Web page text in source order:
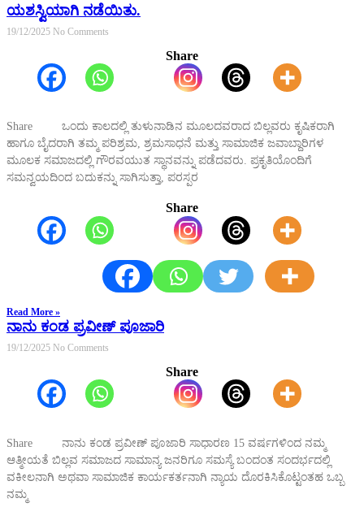
ಯಶಸ್ವಿಯಾಗಿ ನಡೆಯಿತು.
19/12/2025 No Comments
Share
Share ಒಂದು ಕಾಲದಲ್ಲಿ ತುಳುನಾಡಿನ ಮೂಲದವರಾದ ಬಿಲ್ಲವರು ಕೃಷಿಕರಾಗಿ
ಹಾಗೂ ಬೈದರಾಗಿ ತಮ್ಮ ಪರಿಶ್ರಮ, ಶ್ರಮಸಾಧನೆ ಮತ್ತು ಸಾಮಾಜಿಕ ಜವಾಬ್ದಾರಿಗಳ
ಮೂಲಕ ಸಮಾಜದಲ್ಲಿ ಗೌರವಯುತ ಸ್ಥಾನವನ್ನು ಪಡೆದವರು. ಪ್ರಕೃತಿಯೊಂದಿಗೆ
ಸಮನ್ವಯದಿಂದ ಬದುಕನ್ನು ಸಾಗಿಸುತ್ತಾ, ಪರಸ್ಪರ
Share
Read More »
ನಾನು ಕಂಡ ಪ್ರವೀಣ್ ಪೂಜಾರಿ
19/12/2025 No Comments
Share
Share ನಾನು ಕಂಡ ಪ್ರವೀಣ್ ಪೂಜಾರಿ ಸಾಧಾರಣ 15 ವರ್ಷಗಳಿಂದ ನಮ್ಮ
ಆತ್ಮೀಯತೆ ಬಿಲ್ಲವ ಸಮಾಜದ ಸಾಮಾನ್ಯ ಜನರಿಗೂ ಸಮಸ್ಯೆ ಬಂದಂತ ಸಂದರ್ಭದಲ್ಲಿ
ವಕೀಲನಾಗಿ ಅಥವಾ ಸಾಮಾಜಿಕ ಕಾರ್ಯಕರ್ತನಾಗಿ ನ್ಯಾಯ ದೊರಕಿಸಿಕೊಟ್ಟಂತಹ ಒಬ್ಬ
ನಮ್ಮ